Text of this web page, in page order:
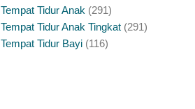
Tempat Tidur Anak 291
Tempat Tidur Anak Tingkat 291
Tempat Tidur Bayi 116